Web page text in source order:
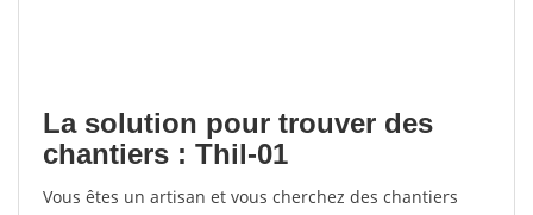
La solution pour trouver des
chantiers : Thil-01
Vous êtes un artisan et vous cherchez des chantiers